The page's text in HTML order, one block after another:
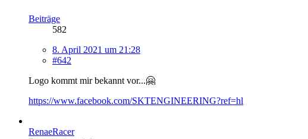
Beiträge
582
8. April 2021 um 21:28
#642
Logo kommt mir bekannt vor...🤗
https://www.facebook.com/SKTENGINEERING?ref=hl
RenaeRacer